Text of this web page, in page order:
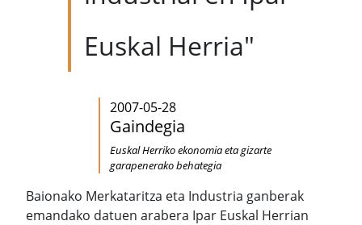
Euskal Herria"
2007-05-28
Gaindegia
Euskal Herriko ekonomia eta gizarte
garapenerako behategia
Baionako Merkataritza eta Industria ganberak
emandako datuen arabera Ipar Euskal Herrian